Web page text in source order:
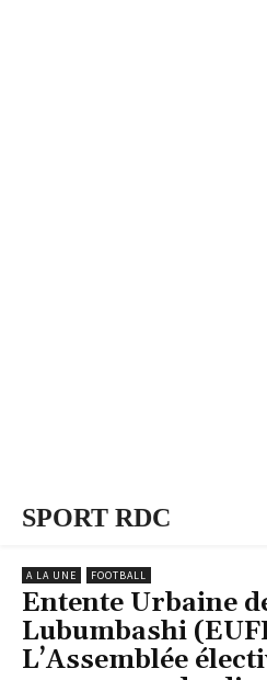
SPORT RDC
A LA UNE FOOTBALL
Entente Urbaine
Lubumbashi
L’Assemblée